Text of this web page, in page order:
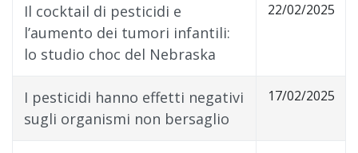
Il cocktail di pesticidi e
l’aumento dei tumori infantili:
lo studio choc del Nebraska
22/02/2025
I pesticidi hanno effetti negativi
sugli organismi non bersaglio
17/02/2025